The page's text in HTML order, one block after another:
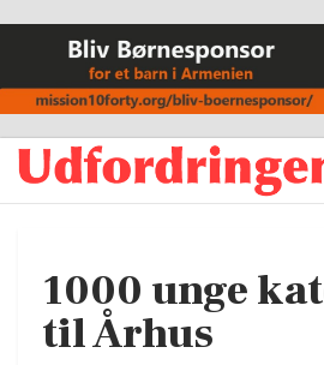
1000 unge
til Århus